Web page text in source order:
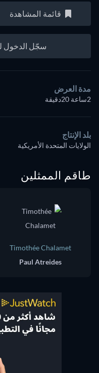
قائمة المشاهدة
سجّل الدخول
مدة العرض
2ساعة 20دقيقة
بلد الإنتاج
الولايات المتحدة الأمريكية
طاقم الممثلين
Timothée Chalamet
Paul Atreides